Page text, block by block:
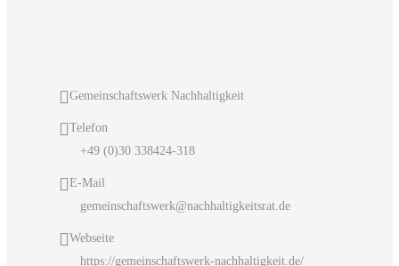
Gemeinschaftswerk Nachhaltigkeit
Telefon
+49 (0)30 338424-318
E-Mail
gemeinschaftswerk@nachhaltigkeitsrat.de
Webseite
https://gemeinschaftswerk-nachhaltigkeit.de/